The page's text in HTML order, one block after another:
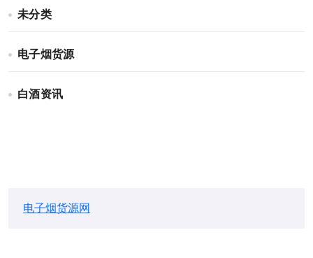
未分类
电子烟货源
白酒资讯
电子烟货源网